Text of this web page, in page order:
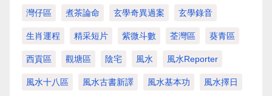
灣仔區 煮茶論命 玄學奇異過案 玄學錄音
生肖運程 精采短片 紫微斗數 荃灣區 葵青區
西貢區 觀塘區 陰宅 風水 風水Reporter
風水十八區 風水古書新譯 風水基本功 風水擇日